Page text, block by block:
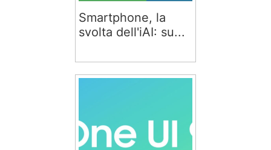
Smartphone, la
svolta dell'iAI: su...